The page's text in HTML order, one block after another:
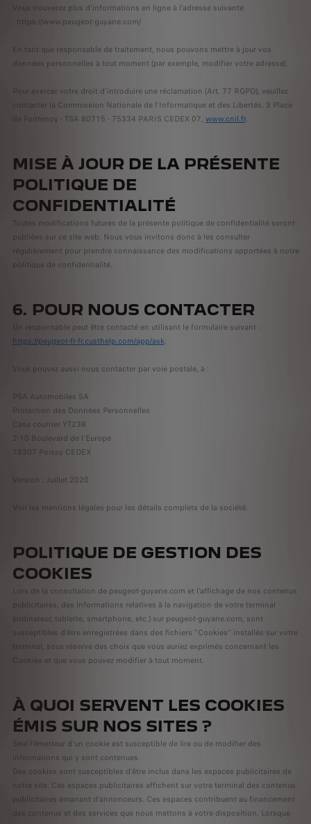
Vous trouverez plus d’informations en ligne à l’adresse suivante
: https://www.peugeot-guyane.com/
En tant que responsable de traitement, nous pouvons mettre à jour vos
données personnelles à tout moment (par exemple, modifier votre adresse).
Pour exercer votre droit d’introduire une réclamation (Art. 77 RGPD), veuillez
contacter la Commission Nationale de l’Informatique et des Libertés, 3 Place
de Fontenoy - TSA 80715 - 75334 PARIS CEDEX 07, www.cnil.fr.
MISE À JOUR DE LA PRÉSENTE
POLITIQUE DE
CONFIDENTIALITÉ
Toutes modifications futures de la présente politique de confidentialité seront
publiées sur ce site web. Nous vous invitons donc à les consulter
régulièrement pour prendre connaissance des modifications apportées à notre
politique de confidentialité.
6. POUR NOUS CONTACTER
Un responsable peut être contacté en utilisant le formulaire suivant :
https://peugeot-fr-fr.custhelp.com/app/ask.
Vous pouvez aussi nous contacter par voie postale, à :
PSA Automobiles SA
Protection des Données Personnelles
Case courrier YT238
2-10 Boulevard de l’Europe
78307 Poissy CEDEX
Version : Juillet 2020
Voir les mentions légales pour les détails complets de la société.
POLITIQUE DE GESTION DES
COOKIES
Lors de la consultation de peugeot-guyane.com et l'affichage de nos contenus
publicitaires, des informations relatives à la navigation de votre terminal
(ordinateur, tablette, smartphone, etc.) sur peugeot-guyane.com, sont
susceptibles d'être enregistrées dans des fichiers "Cookies" installés sur votre
terminal, sous réserve des choix que vous auriez exprimés concernant les
Cookies et que vous pouvez modifier à tout moment.
À QUOI SERVENT LES COOKIES
ÉMIS SUR NOS SITES ?
Seul l’émetteur d'un cookie est susceptible de lire ou de modifier des
informations qui y sont contenues.
Des cookies sont susceptibles d'être inclus dans les espaces publicitaires de
notre site. Ces espaces publicitaires affichent sur votre terminal des contenus
publicitaires émanant d'annonceurs. Ces espaces contribuent au financement
des contenus et des services que nous mettons à votre disposition. Lorsque